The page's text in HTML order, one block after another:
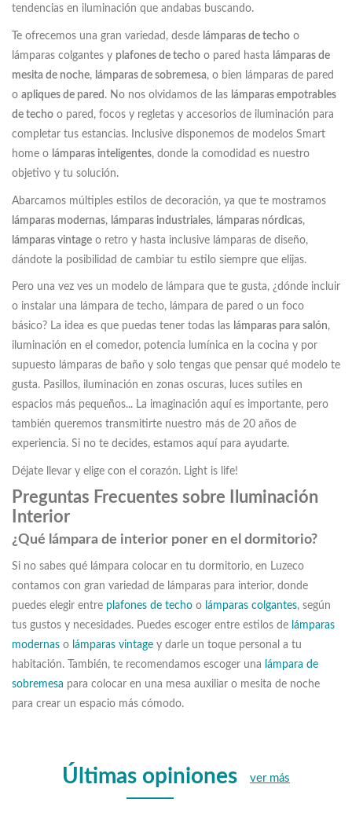
tendencias en iluminación que andabas buscando.
Te ofrecemos una gran variedad, desde lámparas de techo o
lámparas colgantes y plafones de techo o pared hasta lámparas de
mesita de noche, lámparas de sobremesa, o bien lámparas de pared
o apliques de pared . No nos olvidamos de las lámparas empotrables
de techo o pared, focos y regletas y accesorios de iluminación para
completar tus estancias. Inclusive disponemos de modelos Smart
home o lámparas inteligentes, donde la comodidad es nuestro
objetivo y tu solución.
Abarcamos múltiples estilos de decoración, ya que te mostramos
lámparas modernas, lámparas industriales, lámparas nórdicas,
lámparas vintage o retro y hasta inclusive lámparas de diseño,
dándote la posibilidad de cambiar tu estilo siempre que elijas.
Pero una vez ves un modelo de lámpara que te gusta, ¿dónde incluir
o instalar una lámpara de techo, lámpara de pared o un foco
básico? La idea es que puedas tener todas las lámparas para salón,
iluminación en el comedor, potencia lumínica en la cocina y por
supuesto lámparas de baño y solo tengas que pensar qué modelo te
gusta. Pasillos, iluminación en zonas oscuras, luces sutiles en
espacios más pequeños... La imaginación aquí es importante, pero
también queremos transmitirte nuestro más de 20 años de
experiencia. Si no te decides, estamos aquí para ayudarte.
Déjate llevar y elige con el corazón. Light is life!
Preguntas Frecuentes sobre Iluminación
Interior
¿Qué lámpara de interior poner en el dormitorio?
Si no sabes qué lámpara colocar en tu dormitorio, en Luzeco
contamos con gran variedad de lámparas para interior, donde
puedes elegir entre plafones de techo o lámparas colgantes, según
tus gustos y necesidades. Puedes escoger entre estilos de lámparas
modernas o lámparas vintage y darle un toque personal a tu
habitación. También, te recomendamos escoger una lámpara de
sobremesa para colocar en una mesa auxiliar o mesita de noche
para crear un espacio más cómodo.
Últimas opiniones ver más